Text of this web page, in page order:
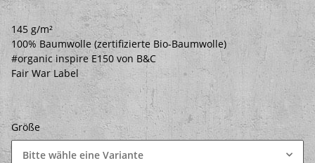
145 g/m²
100% Baumwolle (zertifizierte Bio-Baumwolle)
#organic inspire E150 von B&C
Fair War Label
Größe
Bitte wähle eine Variante